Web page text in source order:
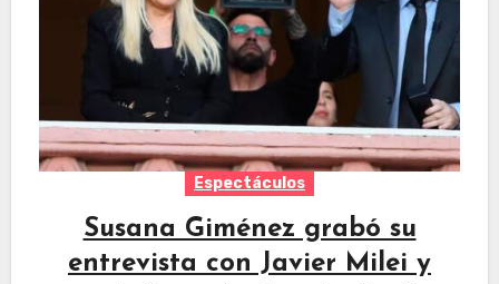
Espectáculos
Susana Giménez grabó su
entrevista con Javier Milei y